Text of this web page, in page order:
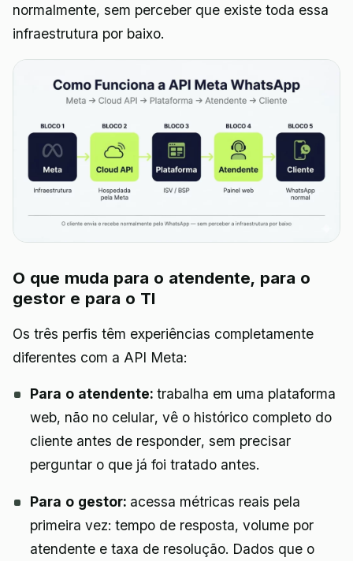
normalmente, sem perceber que existe toda essa
infraestrutura por baixo.
O que muda para o atendente, para o
gestor e para o TI
Os três perfis têm experiências completamente
diferentes com a API Meta:
Para o atendente:trabalha em uma plataforma
web, não no celular, vê o histórico completo do
cliente antes de responder, sem precisar
perguntar o que já foi tratado antes.
Para o gestor:acessa métricas reais pela
primeira vez: tempo de resposta, volume por
atendente e taxa de resolução. Dados que o